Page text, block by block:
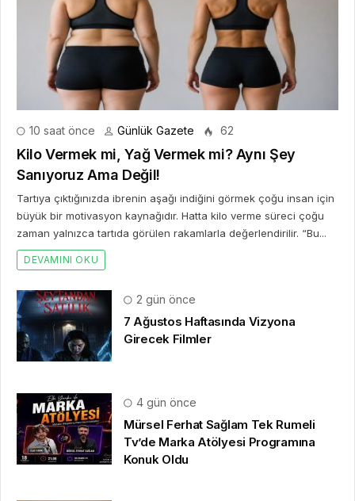
10 saat önce Günlük Gazete 62
Kilo Vermek mi, Yağ Vermek mi? Aynı Şey
Sanıyoruz Ama Değil!
Tartıya çıktığınızda ibrenin aşağı indiğini görmek çoğu insan için
büyük bir motivasyon kaynağıdır. Hatta kilo verme süreci çoğu
zaman yalnızca tartıda görülen rakamlarla değerlendirilir. “Bu...
DEVAMINI OKU
2 gün önce
7 Ağustos Haftasında Vizyona
Girecek Filmler
4 gün önce
Mürsel Ferhat Sağlam Tek Rumeli
Tv’de Marka Atölyesi Programına
Konuk Oldu